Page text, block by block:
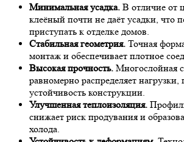
Минимальная усадка. В отличие от
клеёный почти не даёт усадки, что
приступать к отделке домов.
Стабильная геометрия. Точная
монтаж и обеспечивает плотное
Высокая прочность. Многослойная
равномерно распределяет
устойчивость конструкции.
Улучшенная теплоизоляция.
снижает риск продувания и
холода.